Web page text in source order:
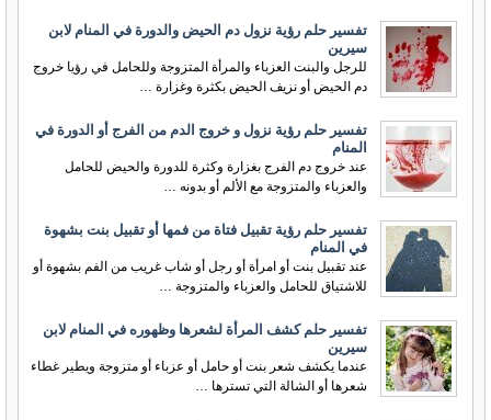
تفسير حلم رؤية نزول دم الحيض والدورة في المنام لابن
سيرين
للرجل والبنت العزباء والمرأة المتزوجة وللحامل في رؤيا خروج
دم الحيض أو نزيف الحيض بكثرة وغزارة …
تفسير حلم رؤية نزول و خروج الدم من الفرج أو الدورة في
المنام
عند خروج دم الفرج بغزارة وكثرة للدورة والحيض للحامل
والعزباء والمتزوجة مع الألم أو بدونه …
تفسير حلم رؤية تقبيل فتاة من فمها أو تقبيل بنت بشهوة
في المنام
عند تقبيل بنت أو امرأة أو رجل أو شاب غريب من الفم بشهوة أو
للاشتياق للحامل والعزباء والمتزوجة …
تفسير حلم كشف المرأة لشعرها وظهوره في المنام لابن
سيرين
عندما يكشف شعر بنت أو حامل أو عزباء أو متزوجة ويطير غطاء
شعرها أو الشالة التي تسترها …